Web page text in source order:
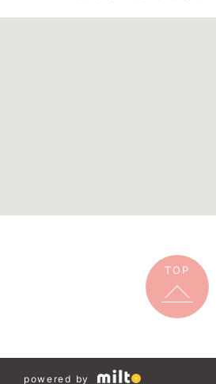
TOP
powered by